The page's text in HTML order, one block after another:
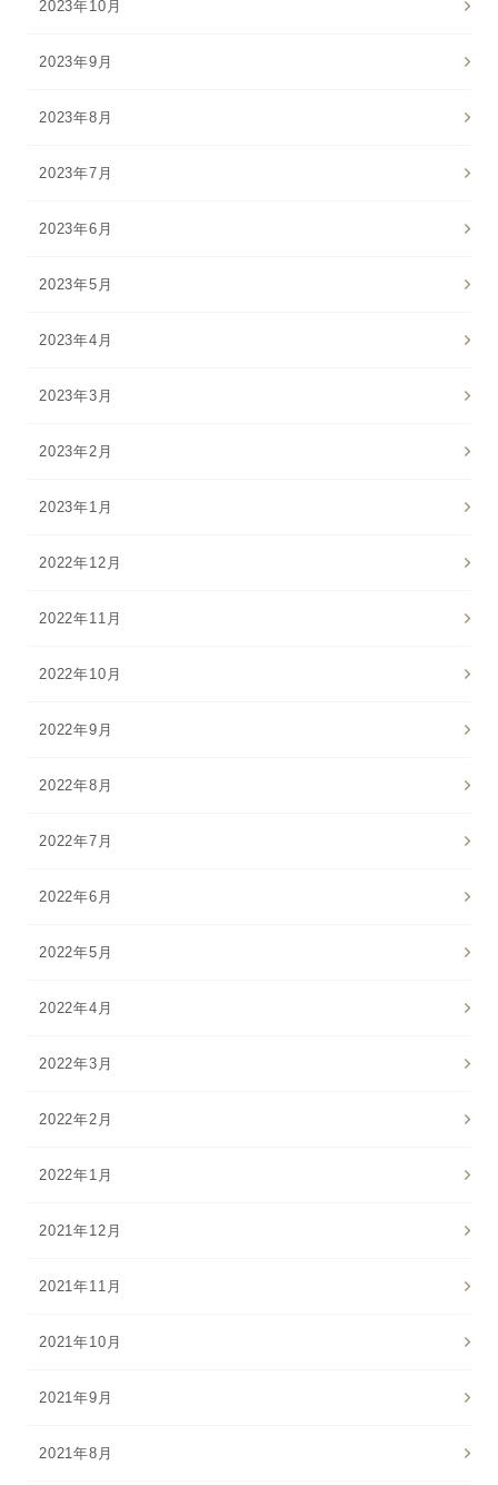
2023年10月
2023年9月
2023年8月
2023年7月
2023年6月
2023年5月
2023年4月
2023年3月
2023年2月
2023年1月
2022年12月
2022年11月
2022年10月
2022年9月
2022年8月
2022年7月
2022年6月
2022年5月
2022年4月
2022年3月
2022年2月
2022年1月
2021年12月
2021年11月
2021年10月
2021年9月
2021年8月